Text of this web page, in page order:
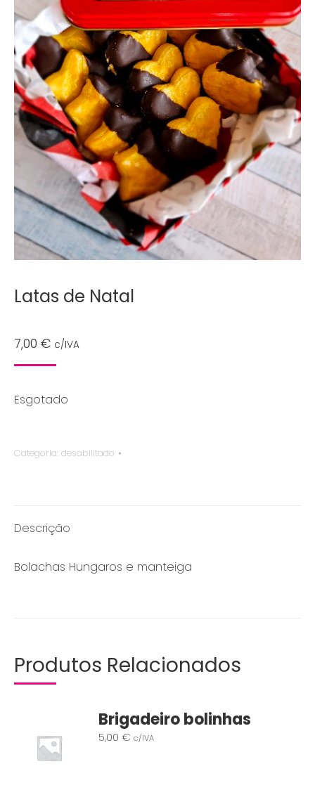
Latas de Natal
7,00 € c/IVA
Esgotado
Categoria: desabilitado
Descrição
Bolachas Hungaros e manteiga
Produtos Relacionados
Brigadeiro bolinhas
5,00 € c/IVA